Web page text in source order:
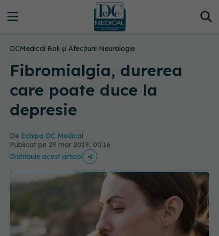
DCMedical›Boli și Afecțiuni›Neurologie
Fibromialgia, durerea
care poate duce la
depresie
De Echipa DC Medical
Publicat pe 29 mar 2019, 00:16
Distribuie acest articol